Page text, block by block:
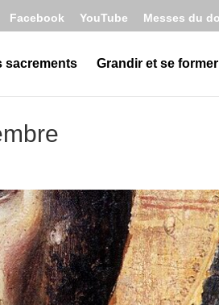
Facebook YouTube Messes du
sacrements Grandir et se former